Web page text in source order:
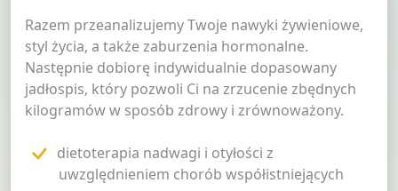
Razem przeanalizujemy Twoje nawyki żywieniowe,
styl życia, a także zaburzenia hormonalne.
Następnie dobiorę indywidualnie dopasowany
jadłospis, który pozwoli Ci na zrzucenie zbędnych
kilogramów w sposób zdrowy i zrównoważony.
dietoterapia nadwagi i otyłości z
uwzględnieniem chorób współistniejących